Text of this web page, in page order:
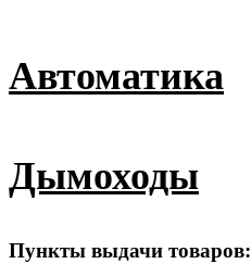
Автоматика
Дымоходы
Пункты выдачи товаров: